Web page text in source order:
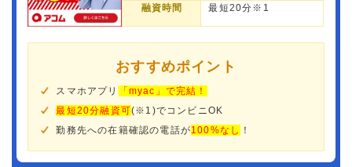
融資時間 最短20分※1
おすすめポイント
スマホアプリ
「myac」で完結！
最短20分融資可(※1)でコンビニOK
勤務先への在籍確認の電話が100%なし ！